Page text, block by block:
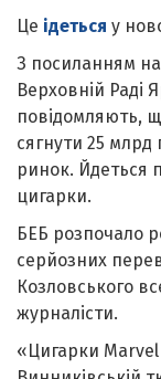
Це ідеться у
З посиланням на
Верховній Раді
повідомляють,
сягнути 25
ринок. Йдеться
цигарки.
БЕБ розпочало
серйозних
Козловського
журналісти.
«Цигарки